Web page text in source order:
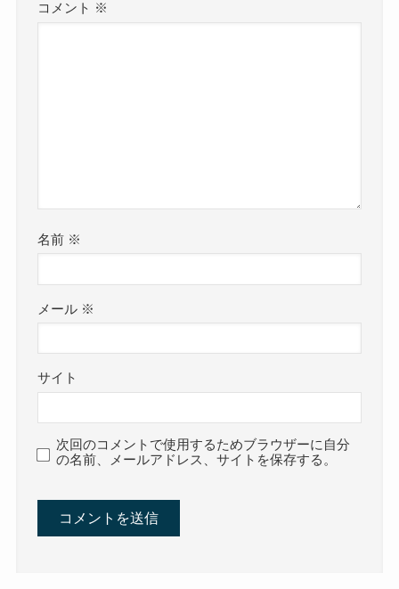
コメント ※
名前 ※
メール ※
サイト
次回のコメントで使用するためブラウザーに自分
の名前、メールアドレス、サイトを保存する。